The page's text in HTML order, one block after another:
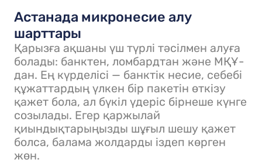
Астанада микронесие алу
шарттары
Қарызға ақшаны үш түрлі тәсілмен алуға
болады: банктен, ломбардтан және МҚҰ-
дан. Ең күрделісі — банктік несие, себебі
құжаттардың үлкен бір пакетін өткізу
қажет бола, ал бүкіл үдеріс бірнеше күнге
созылады. Егер қаржылай
қиындықтарыңызды шұғыл шешу қажет
болса, балама жолдарды іздеп көрген
жөн.